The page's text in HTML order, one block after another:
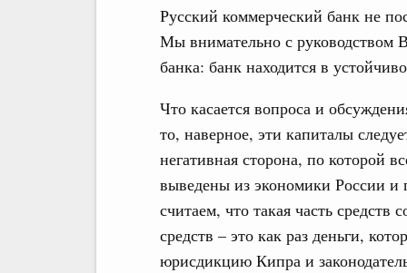
Русский коммерческий банк не
Мы внимательно с руководством
банка: банк находится в
Что касается вопроса и
то, наверное, эти капиталы
негативная сторона, по которой
выведены из экономики России
считаем, что такая часть средств
средств – это как раз деньги,
юрисдикцию Кипра и